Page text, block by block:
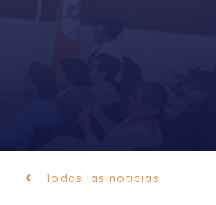
Todas las noticias